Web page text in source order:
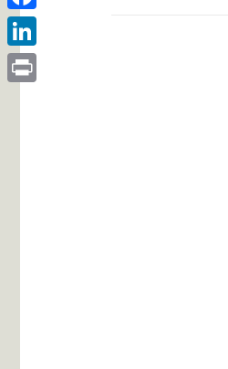
Facebook
LinkedIn